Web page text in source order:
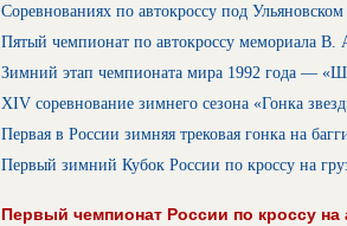
Соревнованиях по автокроссу под Ульяновском
Пятый чемпионат по автокроссу мемориала В.
Зимний этап чемпионата мира 1992 года —
XIV соревнование зимнего сезона «Гонка
Первая в России зимняя трековая гонка на
Первый зимний Кубок России по кроссу на
Первый чемпионат России по кроссу на